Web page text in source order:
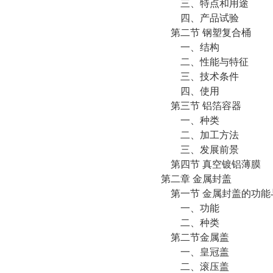
三、特点和用途
四、产品试验
第二节 钢塑复合桶
一、结构
二、性能与特征
三、技术条件
四、使用
第三节 铝箔容器
一、种类
二、加工方法
三、发展前景
第四节 真空镀铝薄膜
第二章 金属封盖
第一节 金属封盖的功能
一、功能
二、种类
第二节金属盖
一、皇冠盖
二、滚压盖